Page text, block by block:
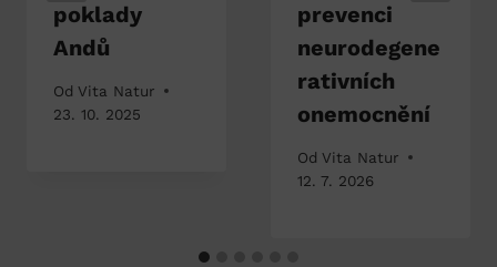
poklady
Andů
Od Vita Natur
23. 10. 2025
prevenci
neurodegene
rativních
onemocnění
Od Vita Natur
12. 7. 2026